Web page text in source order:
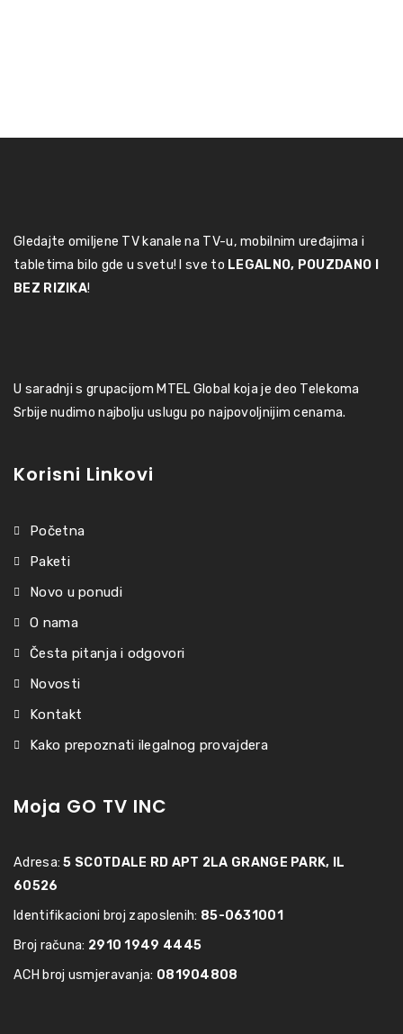
Gledajte omiljene TV kanale na TV-u, mobilnim uređajima i
tabletima bilo gde u svetu! I sve to LEGALNO, POUZDANO I
BEZ RIZIKA!
U saradnji s grupacijom MTEL Global koja je deo Telekoma
Srbije nudimo najbolju uslugu po najpovoljnijim cenama.
Korisni Linkovi
Početna
Paketi
Novo u ponudi
O nama
Česta pitanja i odgovori
Novosti
Kontakt
Kako prepoznati ilegalnog provajdera
Moja GO TV INC
Adresa:5 SCOTDALE RD APT 2LA GRANGE PARK, IL
60526
Identifikacioni broj zaposlenih: 85-0631001
Broj računa: 2910 1949 4445
ACH broj usmjeravanja: 081904808